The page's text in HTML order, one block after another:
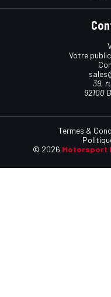
Votre
39,
92100
© 2026 Motorsport
Termes &